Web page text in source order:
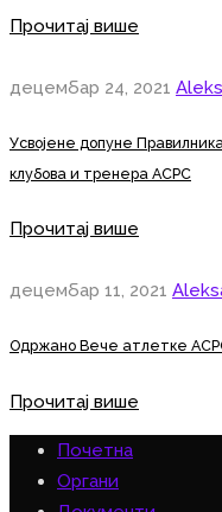
Прочитај више
децембар 24, 2021
Усвојене допуне
клубова и тренера АСРС
Прочитај више
децембар 11, 2021
Одржано Вече атлетке
Прочитај више
Почетна
Органи